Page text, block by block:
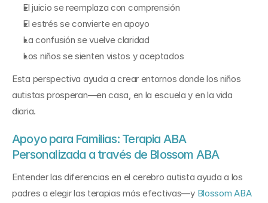
El juicio se reemplaza con comprensión
El estrés se convierte en apoyo
La confusión se vuelve claridad
Los niños se sienten vistos y aceptados
Esta perspectiva ayuda a crear entornos donde los niños
autistas prosperan—en casa, en la escuela y en la vida
diaria.
Apoyo para Familias: Terapia ABA
Personalizada a través de Blossom ABA
Entender las diferencias en el cerebro autista ayuda a los
padres a elegir las terapias más efectivas—y Blossom ABA